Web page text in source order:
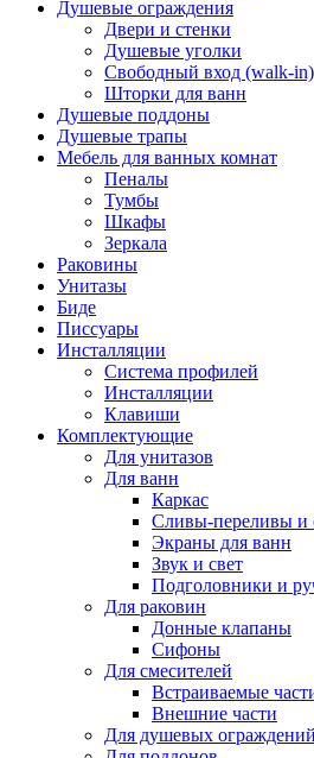
Душевые ограждения
Двери и стенки
Душевые уголки
Свободный вход (walk-in)
Шторки для ванн
Душевые поддоны
Душевые трапы
Мебель для ванных комнат
Пеналы
Тумбы
Шкафы
Зеркала
Раковины
Унитазы
Биде
Писсуары
Инсталляции
Система профилей
Инсталляции
Клавиши
Комплектующие
Для унитазов
Для ванн
Каркас
Сливы-переливы и
Экраны для ванн
Звук и свет
Подголовники и
Для раковин
Донные клапаны
Сифоны
Для смесителей
Встраиваемые
Внешние части
Для душевых ограждений